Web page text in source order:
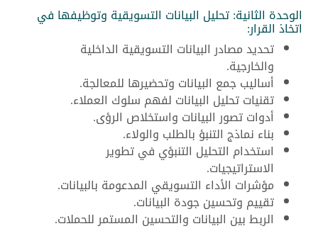
الوحدة الثانية: تحليل البيانات التسويقية وتوظيفها في
اتخاذ القرار:
تحديد مصادر البيانات التسويقية الداخلية
والخارجية.
أساليب جمع البيانات وتحضيرها للمعالجة.
تقنيات تحليل البيانات لفهم سلوك العملاء.
أدوات تصور البيانات واستخلاص الرؤى.
بناء نماذج التنبؤ بالطلب والولاء.
استخدام التحليل التنبؤي في تطوير
الاستراتيجيات.
مؤشرات الأداء التسويقي المدعومة بالبيانات.
تقييم وتحسين جودة البيانات.
الربط بين البيانات والتحسين المستمر للحملات.